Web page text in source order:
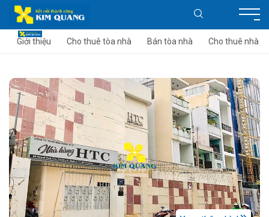
Giới thiệu Cho thuê tòa nhà Bán tòa nhà Cho thuê nhà